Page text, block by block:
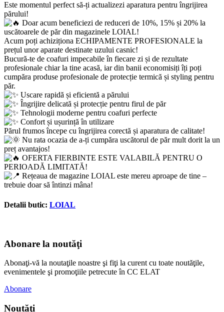
Este momentul perfect să-ți actualizezi aparatura pentru îngrijirea
părului!
Doar acum beneficiezi de reduceri de 10%, 15% și 20% la
uscătoarele de păr din magazinele LOIAL!
Acum poți achiziționa ECHIPAMENTE PROFESIONALE la
prețul unor aparate destinate uzului casnic!
Bucură-te de coafuri impecabile în fiecare zi și de rezultate
profesionale chiar la tine acasă, iar din banii economisiți îți poți
cumpăra produse profesionale de protecție termică și styling pentru
păr.
Uscare rapidă și eficientă a părului
Îngrijire delicată și protecție pentru firul de păr
Tehnologii moderne pentru coafuri perfecte
Confort și ușurință în utilizare
Părul frumos începe cu îngrijirea corectă și aparatura de calitate!
Nu rata ocazia de a-ți cumpăra uscătorul de păr mult dorit la un
preț avantajos!
OFERTA FIERBINTE ESTE VALABILĂ PENTRU O
PERIOADĂ LIMITATĂ!
Rețeaua de magazine LOIAL este mereu aproape de tine –
trebuie doar să întinzi mâna!
Detalii butic: LOIAL
Abonare la noutăţi
Abonaţi-vă la noutaţile noastre şi fiţi la curent cu toate noutăţile,
evenimentele şi promoţiile petrecute în CC ELAT
Abonare
Noutăţi